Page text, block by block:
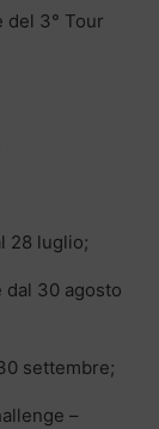
del 3° Tour
28 luglio;
dal 30 agosto
settembre;
–